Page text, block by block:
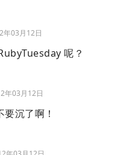
年03月12日
呢？
年03月12日
沉了啊！